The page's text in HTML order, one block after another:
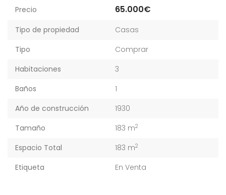
Precio 65.000€
Tipo de propiedad
Casas
Tipo
Comprar
Habitaciones
3
Baños
1
Año de construcción
1930
Tamaño
183 m2
Espacio Total 183 m2
Etiqueta En Venta